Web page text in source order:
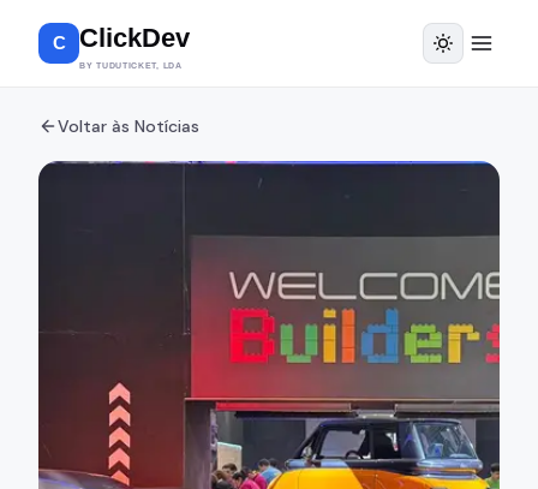
C ClickDev
BY TUDUTICKET, LDA
Voltar às Notícias